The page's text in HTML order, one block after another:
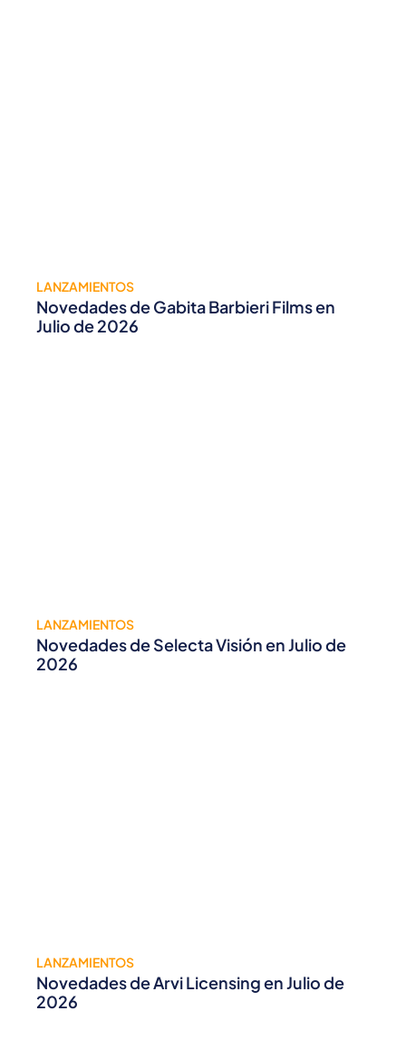
LANZAMIENTOS
Novedades de Gabita Barbieri Films en
Julio de 2026
LANZAMIENTOS
Novedades de Selecta Visión en Julio de
2026
LANZAMIENTOS
Novedades de Arvi Licensing en Julio de
2026